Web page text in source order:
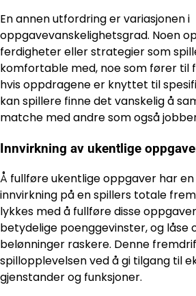
En annen utfordring er variasjonen i
oppgavevanskelighetsgrad. Noen
ferdigheter eller strategier som
komfortable med, noe som fører til
hvis oppdragene er knyttet til
kan spillere finne det vanskelig å
matche med andre som også
Innvirkning av ukentlige
Å fullføre ukentlige oppgaver har
innvirkning på en spillers totale
lykkes med å fullføre disse
betydelige poenggevinster, og låse
belønninger raskere. Denne
spillopplevelsen ved å gi tilgang til
gjenstander og funksjoner.